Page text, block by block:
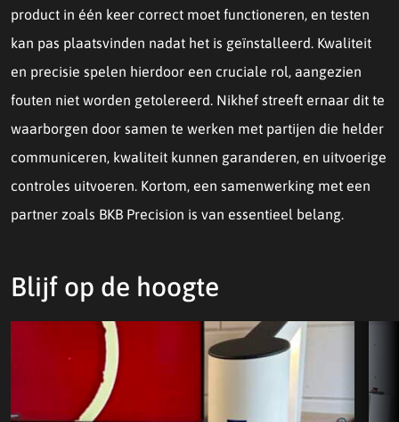
product in één keer correct moet functioneren, en testen
kan pas plaatsvinden nadat het is geïnstalleerd. Kwaliteit
en precisie spelen hierdoor een cruciale rol, aangezien
fouten niet worden getolereerd. Nikhef streeft ernaar dit te
waarborgen door samen te werken met partijen die helder
communiceren, kwaliteit kunnen garanderen, en uitvoerige
controles uitvoeren. Kortom, een samenwerking met een
partner zoals BKB Precision is van essentieel belang.
Blijf op de hoogte